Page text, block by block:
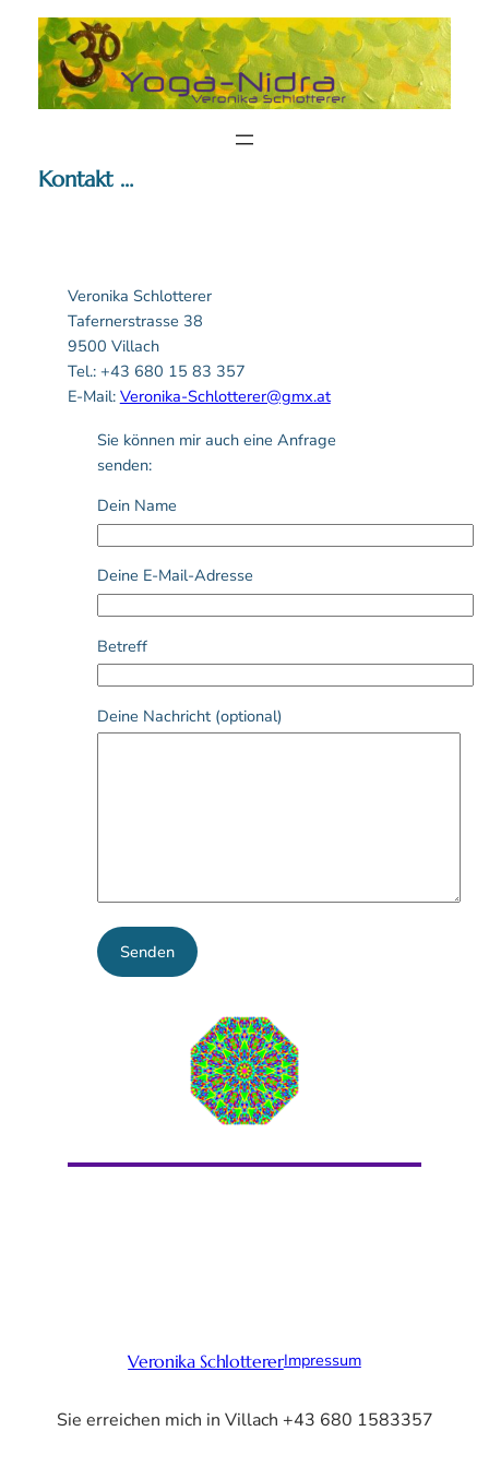
Zum
springen
Kontakt …
Veronika Schlotterer
Tafernerstrasse 38
9500 Villach
Tel.: +43 680 15 83 357
E-Mail: Veronika-Schlotterer@gmx.at
Sie können mir auch eine Anfrage
senden:
Dein Name
Deine E-Mail-Adresse
Betreff
Deine Nachricht (optional)
Veronika SchlottererImpressum
Sie erreichen mich in Villach +43 680 1583357